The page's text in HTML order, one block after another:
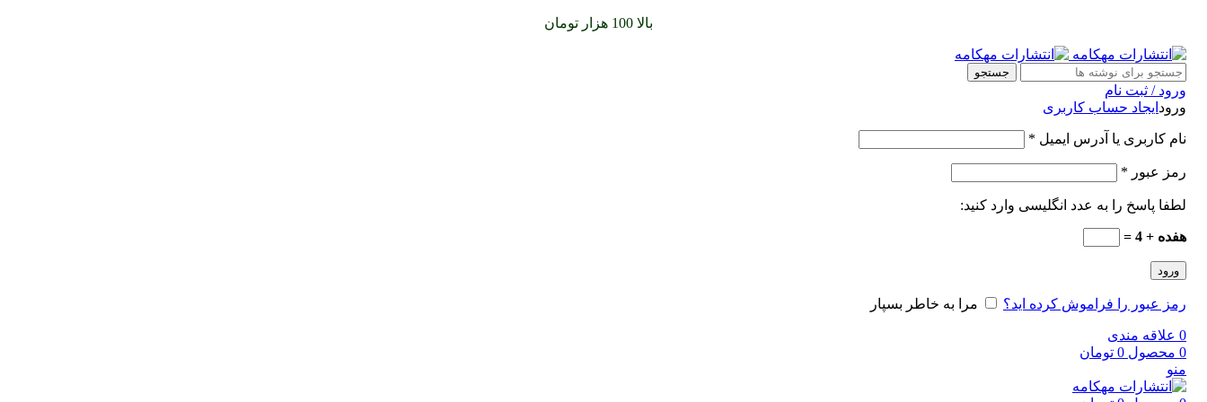
بالا 100 هزار تومان
جستجو
ورود / ثبت نام
ورود ایجاد حساب کاربری
نام کاربری یا آدرس ایمیل *
رمز عبور *
لطفا پاسخ را به عدد انگلیسی وارد کنید:
هفده + 4 =
ورود
رمز عبور را فراموش کرده اید؟ مرا به خاطر بسپار
0 علاقه مندی
0 محصول 0 تومان
منو